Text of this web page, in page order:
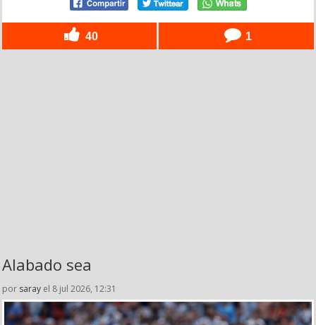
40 1
Alabado sea
por saray el 8 jul 2026, 12:31